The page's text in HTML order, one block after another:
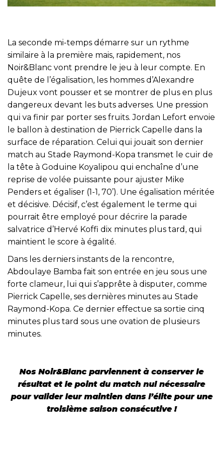
La seconde mi-temps démarre sur un rythme
similaire à la première mais, rapidement, nos
Noir&Blanc vont prendre le jeu à leur compte. En
quête de l’égalisation, les hommes d’Alexandre
Dujeux vont pousser et se montrer de plus en plus
dangereux devant les buts adverses. Une pression
qui va finir par porter ses fruits. Jordan Lefort envoie
le ballon à destination de Pierrick Capelle dans la
surface de réparation. Celui qui jouait son dernier
match au Stade Raymond-Kopa transmet le cuir de
la tête à Goduine Koyalipou qui enchaîne d’une
reprise de volée puissante pour ajuster Mike
Penders et égaliser (1-1, 70’). Une égalisation méritée
et décisive. Décisif, c’est également le terme qui
pourrait être employé pour décrire la parade
salvatrice d’Hervé Koffi dix minutes plus tard, qui
maintient le score à égalité.
Dans les derniers instants de la rencontre,
Abdoulaye Bamba fait son entrée en jeu sous une
forte clameur, lui qui s’apprête à disputer, comme
Pierrick Capelle, ses dernières minutes au Stade
Raymond-Kopa. Ce dernier effectue sa sortie cinq
minutes plus tard sous une ovation de plusieurs
minutes.
Nos Noir&Blanc parviennent à conserver le
résultat et le point du match nul nécessaire
pour valider leur maintien dans l’élite pour une
troisième saison consécutive !